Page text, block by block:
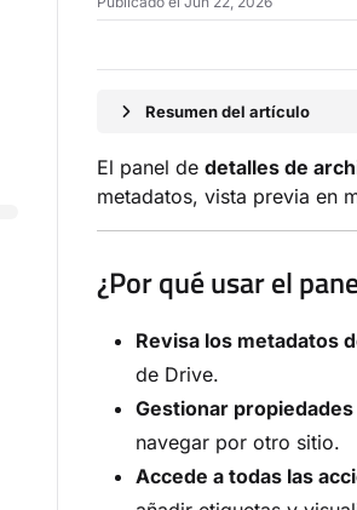
Resumen del artículo
El panel de detalles de
metadatos, vista previa en
¿Por qué usar el
Revisa los metadatos
de Drive.
Gestionar
navegar por otro sitio.
Accede a todas las